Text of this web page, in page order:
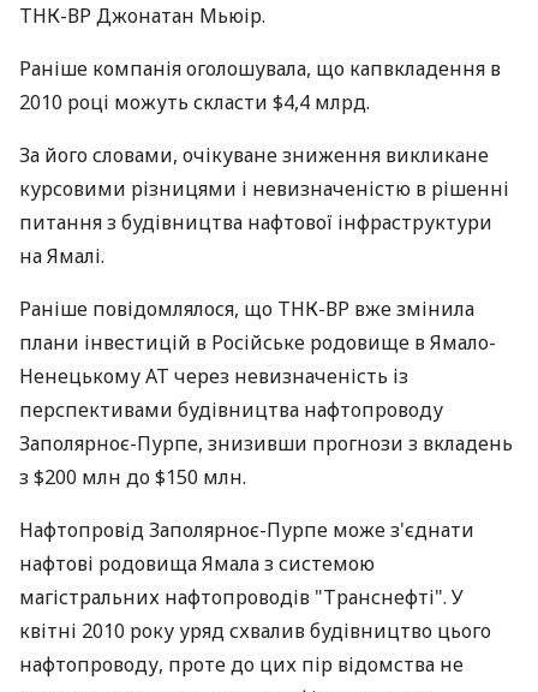
ТНК-ВР Джонатан Мьюір.
Раніше компанія оголошувала, що капвкладення в
2010 році можуть скласти $4,4 млрд.
За його словами, очікуване зниження викликане
курсовими різницями і невизначеністю в рішенні
питання з будівництва нафтової інфраструктури
на Ямалі.
Раніше повідомлялося, що ТНК-ВР вже змінила
плани інвестицій в Російське родовище в Ямало-
Ненецькому АТ через невизначеність із
перспективами будівництва нафтопроводу
Заполярноє-Пурпе, знизивши прогнози з вкладень
з $200 млн до $150 млн.
Нафтопровід Заполярноє-Пурпе може з'єднати
нафтові родовища Ямала з системою
магістральних нафтопроводів "Транснефті". У
квітні 2010 року уряд схвалив будівництво цього
нафтопроводу, проте до цих пір відомства не